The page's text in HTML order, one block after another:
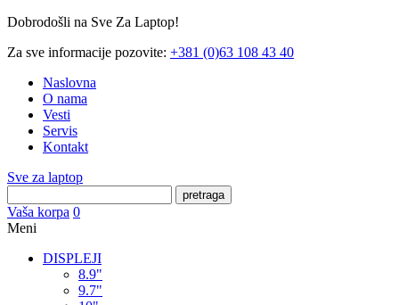
Dobrodošli na Sve Za Laptop!
Za sve informacije pozovite: +381 (0)63 108 43 40
Naslovna
O nama
Vesti
Servis
Kontakt
Sve za laptop
pretraga
Vaša korpa 0
Meni
DISPLEJI
8.9"
9.7"